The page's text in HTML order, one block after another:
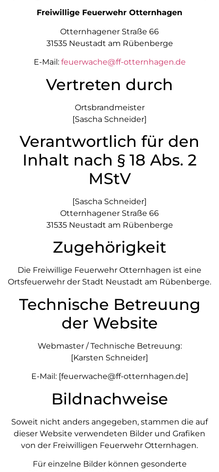
Freiwillige Feuerwehr Otternhagen
Otternhagener Straße 66
31535 Neustadt am Rübenberge
E-Mail: feuerwache@ff-otternhagen.de
Vertreten durch
Ortsbrandmeister
[Sascha Schneider]
Verantwortlich für den
Inhalt nach § 18 Abs. 2
MStV
[Sascha Schneider]
Otternhagener Straße 66
31535 Neustadt am Rübenberge
Zugehörigkeit
Die Freiwillige Feuerwehr Otternhagen ist eine
Ortsfeuerwehr der Stadt Neustadt am Rübenberge.
Technische Betreuung
der Website
Webmaster / Technische Betreuung:
[Karsten Schneider]
E-Mail: [feuerwache@ff-otternhagen.de]
Bildnachweise
Soweit nicht anders angegeben, stammen die auf
dieser Website verwendeten Bilder und Grafiken
von der Freiwilligen Feuerwehr Otternhagen.
Für einzelne Bilder können gesonderte